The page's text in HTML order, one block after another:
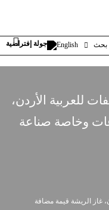
بحث English
للعربية الأردن،
وخاصة صناعة
غاز الريشة قيمة مضافة